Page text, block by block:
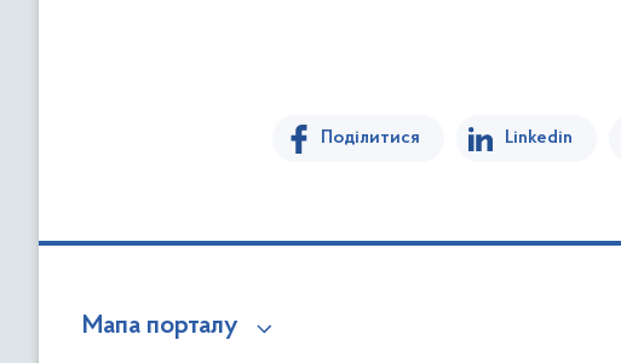
Поділитися Linkedin
Мапа порталу